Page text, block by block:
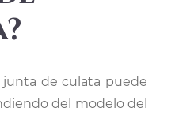
junta de culata puede
del modelo del